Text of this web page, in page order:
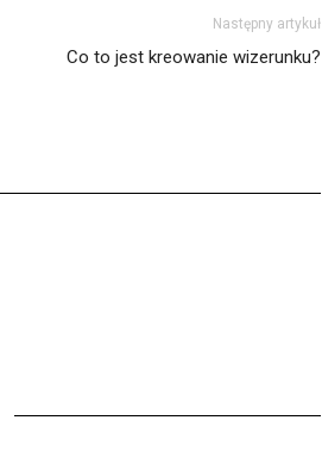
Następny artykuł
Co to jest kreowanie wizerunku?